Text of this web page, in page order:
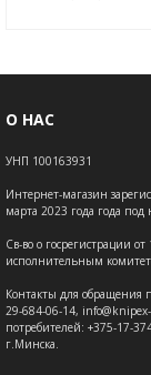
О НАС
УНП 100163931
Интернет-магазин
марта 2023 года года
Св-во о госрегистрации
исполнительным
Контакты для обращения
29-684-06-14,
потребителей: +375-17-
г.Минска.